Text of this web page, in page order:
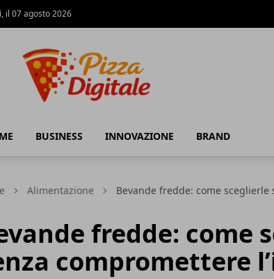
il 07 agosto 2026
BUSINESS INNOVAZIONE BRAND
Alimentazione Bevande fredde: come sceglierle
fredde: come
compromettere